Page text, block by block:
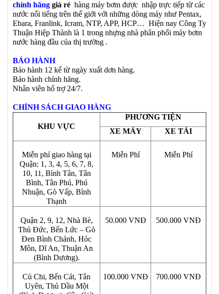
chính hãng giá rẻ hàng máy bơm được nhập trực tiếp từ các
nước nổi tiếng trên thế giới với những dòng máy như Pentax,
Ebara, Franlink, Icram, NTP, APP, HCP… Hiện nay Công Ty
Thuận Hiệp Thành là 1 trong nhựng nhà phân phối máy bơm
nước hàng đầu của thị trường .
BẢO HÀNH
Bảo hành 12 kể từ ngày xuất dơn hàng.
Bảo hành chính hãng.
Nhân viên hổ trợ 24/7.
CHÍNH SÁCH GIAO HÀNG
KHU VỰC
PHƯƠNG TIỆN
XE MÁY
XE TẢI
Miễn phí giao hàng tại
Quận: 1, 3, 4, 5, 6, 7, 8,
10, 11, Bình Tân, Tân
Bình, Tân Phú, Phú
Nhuận, Gò Vấp, Bình
Thạnh
Miễn Phí Miễn Phí
Quận 2, 9, 12, Nhà Bè,
Thủ Đức, Bến Lức – Gò
Đen Bình Chánh, Hóc
Môn, Dĩ An, Thuận An
(Bình Dương).
50.000 VNĐ 500.000 VNĐ
Củ Chi, Bến Cát, Tân
Uyên, Thủ Dầu Một
100.000 VNĐ 700.000 VNĐ